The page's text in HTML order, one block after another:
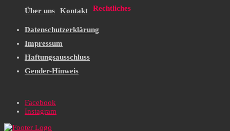
Über uns Kontakt Rechtliches
Datenschutzerklärung
Impressum
Haftungsausschluss
Gender-Hinweis
Facebook
Instagram